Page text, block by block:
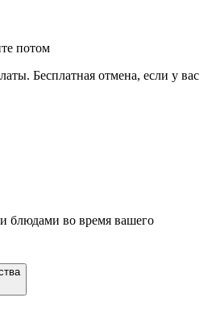
потом
Бесплатная отмена, если у вас
блюдами во время вашего